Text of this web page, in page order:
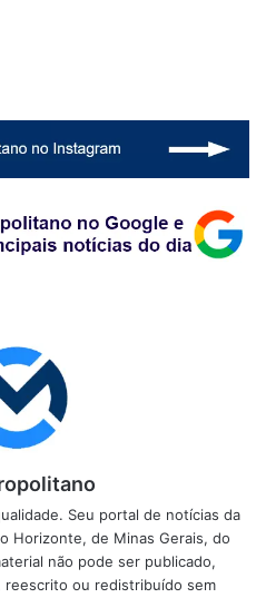
Seu portal de notícias da
Horizonte, de Minas Gerais, do
não pode ser publicado,
ou redistribuído sem